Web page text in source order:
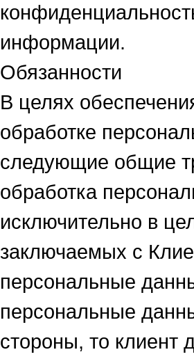
информации.
Обязанности
В целях
обработке
следующие общие
обработка
исключительно в
заключаемых с
персональные
персональные
стороны, то клиент